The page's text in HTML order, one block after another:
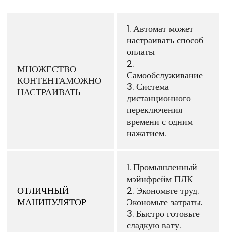
МНОЖЕСТВО
КОНТЕНТАМОЖНО
НАСТРАИВАТЬ
1. Автомат может
настраивать способ
оплаты
2.
Самообслуживание
3. Система
дистанционного
переключения
времени с одним
нажатием.
ОТЛИЧНЫЙ
МАНИПУЛЯТОР
1. Промышленный
мэйнфрейм ПЛК
2. Экономьте труд.
Экономьте затраты.
3. Быстро готовьте
сладкую вату.